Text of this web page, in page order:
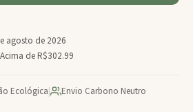
agosto de 2026
de R$302.99
Ecológica| Envio Carbono Neutro